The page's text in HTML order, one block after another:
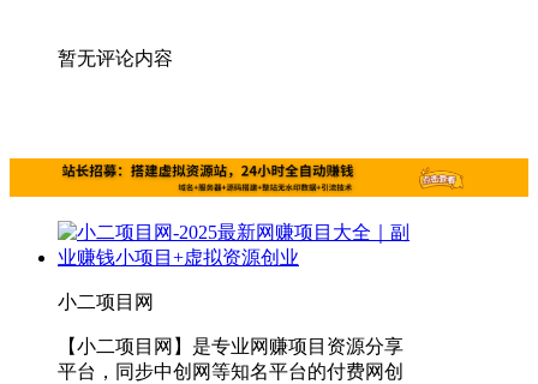
暂无评论内容
小二项目网
【小二项目网】是专业网赚项目资源分享
平台，同步中创网等知名平台的付费网创